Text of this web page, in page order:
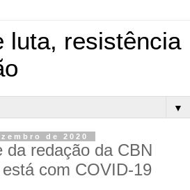
luta, resistência
▼
de 2020
da redação da CBN
com COVID-19